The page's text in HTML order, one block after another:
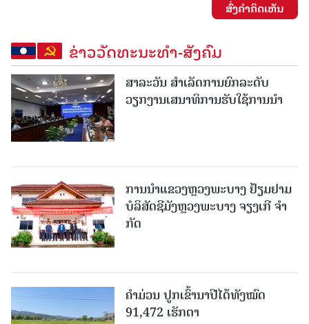
ສົ່ງຄໍາຄິດເຫັນ
ຂ່າວວັດທະນະທຳ-ສັງຄົມ
ສາລະວັນ ສໍາເລັດການຍົກລະດັບ
ວຽກງານເສນາທິການຮັບໃຊ້ການນໍາ
ການນຳແຂວງຫຼວງພະບາງ ຢ້ຽມ​ຢາມ
ບໍ​ລິ​ສັດຊີມັງຫຼວງພະບາງ ຈຽງເກີ ຈໍາ
ກັດ
ຄໍາມ່ວນ ປູກເຂົ້ານາປີໄດ້ທັງໝົດ
91,472 ເຮັກຕາ